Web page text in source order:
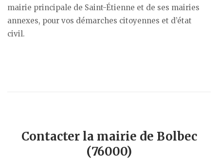
mairie principale de Saint-Étienne et de ses mairies
annexes, pour vos démarches citoyennes et d’état
civil.
Contacter la mairie de Bolbec
(76000)